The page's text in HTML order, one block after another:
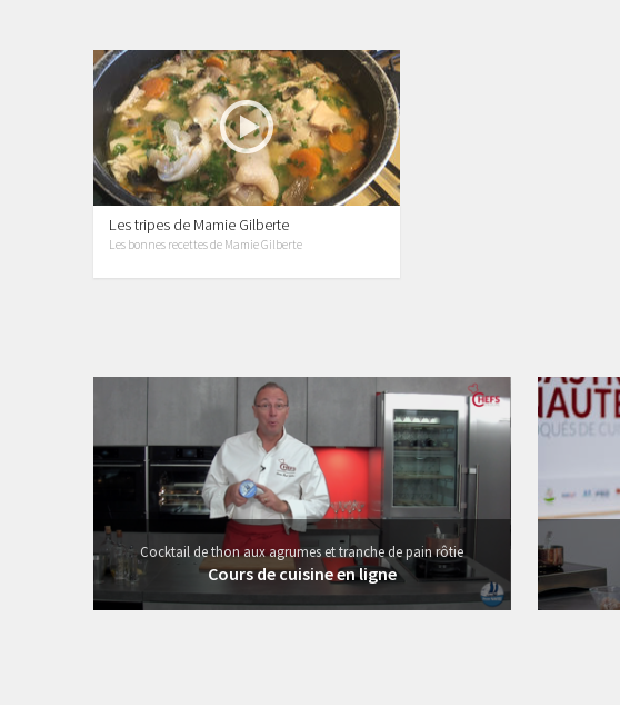
Les tripes de Mamie Gilberte
Les bonnes recettes de Mamie Gilberte
Cocktail de thon aux agrumes et tranche de pain rôtie
Cours de cuisine en ligne